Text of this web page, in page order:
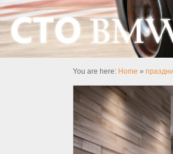
You are here: Home »